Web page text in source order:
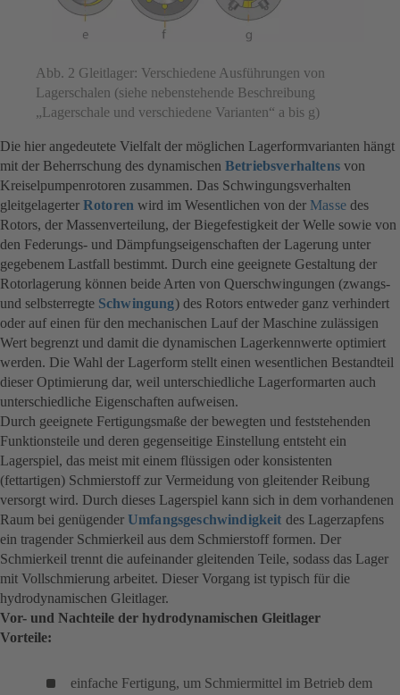
Abb. 2 Gleitlager: Verschiedene Ausführungen von
Lagerschalen (siehe nebenstehende Beschreibung
„Lagerschale und verschiedene Varianten“ a bis g)
Die hier angedeutete Vielfalt der möglichen Lagerformvarianten hängt
mit der Beherrschung des dynamischen Betriebsverhaltensvon
Kreiselpumpenrotoren zusammen. Das Schwingungsverhalten
gleitgelagerter Rotoren wird im Wesentlichen von der Masse des
Rotors, der Massenverteilung, der Biegefestigkeit der Welle sowie von
den Federungs- und Dämpfungseigenschaften der Lagerung unter
gegebenem Lastfall bestimmt. Durch eine geeignete Gestaltung der
Rotorlagerung können beide Arten von Querschwingungen (zwangs-
und selbsterregte Schwingung) des Rotors entweder ganz verhindert
oder auf einen für den mechanischen Lauf der Maschine zulässigen
Wert begrenzt und damit die dynamischen Lagerkennwerte optimiert
werden. Die Wahl der Lagerform stellt einen wesentlichen Bestandteil
dieser Optimierung dar, weil unterschiedliche Lagerformarten auch
unterschiedliche Eigenschaften aufweisen.
Durch geeignete Fertigungsmaße der bewegten und feststehenden
Funktionsteile und deren gegenseitige Einstellung entsteht ein
Lagerspiel, das meist mit einem flüssigen oder konsistenten
(fettartigen) Schmierstoff zur Vermeidung von gleitender Reibung
versorgt wird. Durch dieses Lagerspiel kann sich in dem vorhandenen
Raum bei genügender Umfangsgeschwindigkeit des Lagerzapfens
ein tragender Schmierkeil aus dem Schmierstoff formen. Der
Schmierkeil trennt die aufeinander gleitenden Teile, sodass das Lager
mit Vollschmierung arbeitet. Dieser Vorgang ist typisch für die
hydrodynamischen Gleitlager.
Vor- und Nachteile der hydrodynamischen Gleitlager
Vorteile:
einfache Fertigung, um Schmiermittel im Betrieb dem